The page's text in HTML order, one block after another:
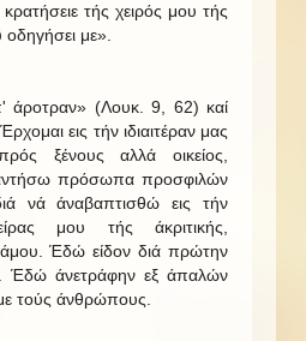
τής χειρός μου τής
οδηγήσει με».
άροτραν» (Λουκ. 9, 62) καί
εις τήν ιδιαιτέραν μας
ξένους αλλά οικείος,
πρόσωπα προσφιλών
νά άναβαπτισθώ εις τήν
μου τής άκριτικής,
Έδώ είδον διά πρώτην
Έδώ άνετράφην εξ άπαλών
τούς άνθρώπους.